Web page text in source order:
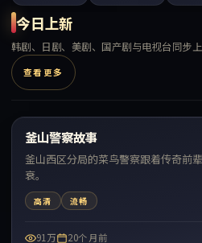
今日上新
韩剧、日剧、美剧、国产剧与电视台同步
查看更多
最新
釜山警察故事
釜山西区分局的菜鸟警察跟着传奇前
衰。
高清 流畅
91万 20个月前